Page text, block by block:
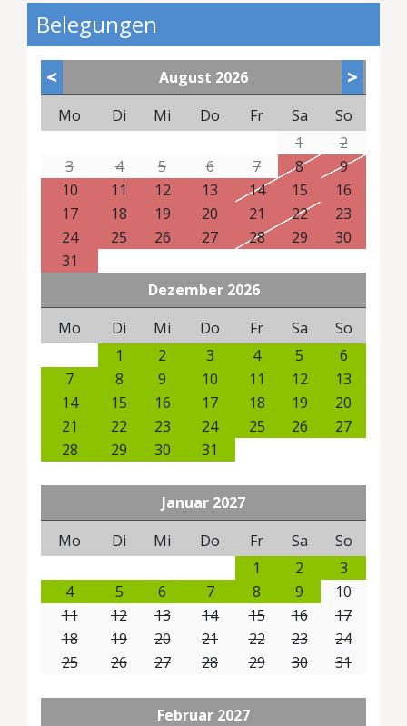
Belegungen
< August 2026
Mo
Di Mi Do Fr Sa
So
1
2
3
4 5 6 7 8
9
10
11 12 13 14 15
16
17
18 19 20 21 22
23
24
25 26 27 28 29
30
31
Dezember 2026
Mo
Di Mi Do Fr Sa
So
1
2 3 4 5
6
7
8 9 10 11 12
13
14
15 16 17 18 19
20
21
22 23 24 25 26
27
28
29 30 31
Januar 2027
Mo
Di Mi Do Fr Sa
So
1
2
3
4
5 6 7 8 9
10
11
12 13 14 15 16
17
18
19 20 21 22 23
24
25
26 27 28 29 30 31
Februar 2027
>